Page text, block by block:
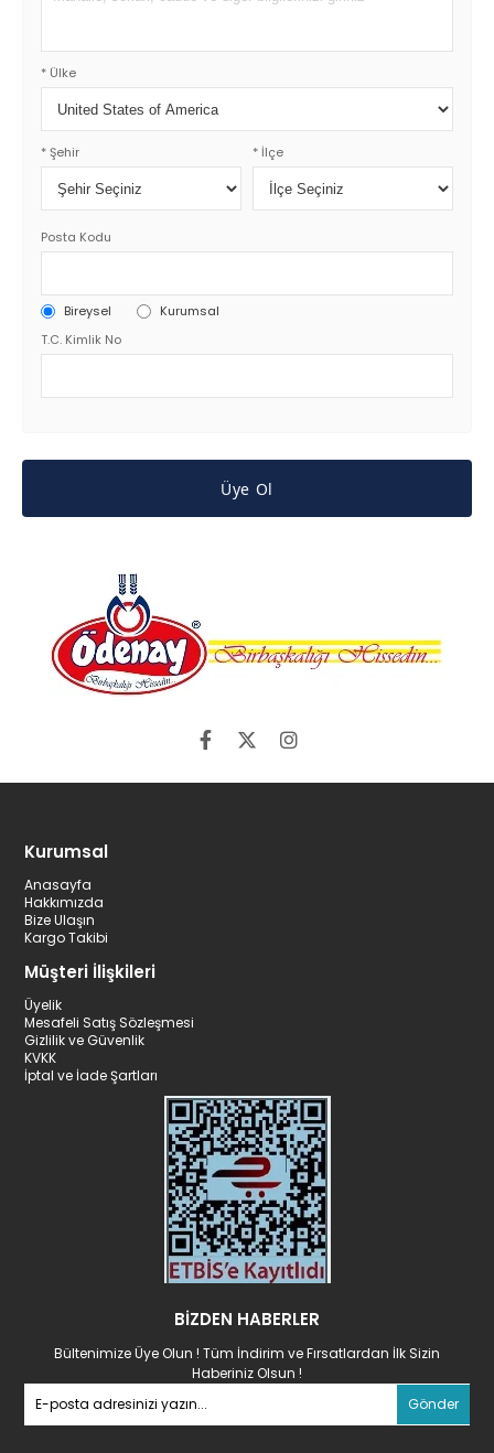
* Ülke
* Şehir * İlçe
Posta Kodu
Bireysel
Kurumsal
T.C. Kimlik No
Üye Ol
Kurumsal
Anasayfa
Hakkımızda
Bize Ulaşın
Kargo Takibi
Müşteri İlişkileri
Üyelik
Mesafeli Satış Sözleşmesi
Gizlilik ve Güvenlik
KVKK
İptal ve İade Şartları
BİZDEN HABERLER
Bültenimize Üye Olun ! Tüm İndirim ve Fırsatlardan İlk Sizin
Haberiniz Olsun !
Gönder